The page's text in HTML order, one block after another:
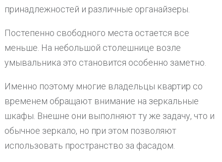
принадлежностей и различные органайзеры.
Постепенно свободного места остается все
меньше. На небольшой столешнице возле
умывальника это становится особенно заметно.
Именно поэтому многие владельцы квартир со
временем обращают внимание на зеркальные
шкафы. Внешне они выполняют ту же задачу, что и
обычное зеркало, но при этом позволяют
использовать пространство за фасадом.